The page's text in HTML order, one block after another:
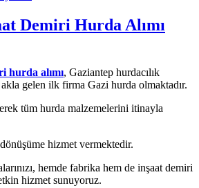
Demiri Hurda Alımı
hurda alımı, Gaziantep hurdacılık
gelen ilk firma Gazi hurda olmaktadır.
tüm hurda malzemelerini itinayla
hizmet vermektedir.
hemde fabrika hem de inşaat demiri
hizmet sunuyoruz.